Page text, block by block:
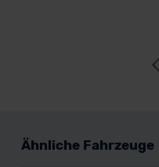
Ähnliche Fahrzeuge